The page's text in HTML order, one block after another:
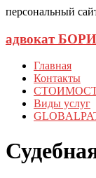
персональный
адвокат
Главная
Контакты
Виды услуг